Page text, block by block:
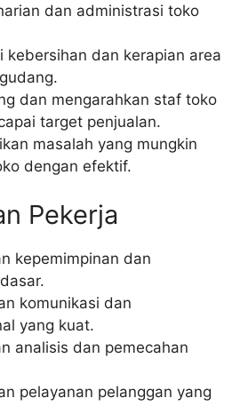
dan administrasi toko
kebersihan dan kerapian area
dan mengarahkan staf toko
target penjualan.
masalah yang mungkin
dengan efektif.
Pekerja
kepemimpinan dan
komunikasi dan
yang kuat.
analisis dan pemecahan
pelayanan pelanggan yang